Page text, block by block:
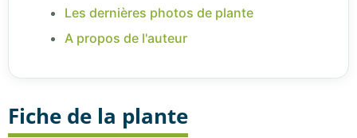
Les dernières photos de plante
A propos de l'auteur
Fiche de la plante